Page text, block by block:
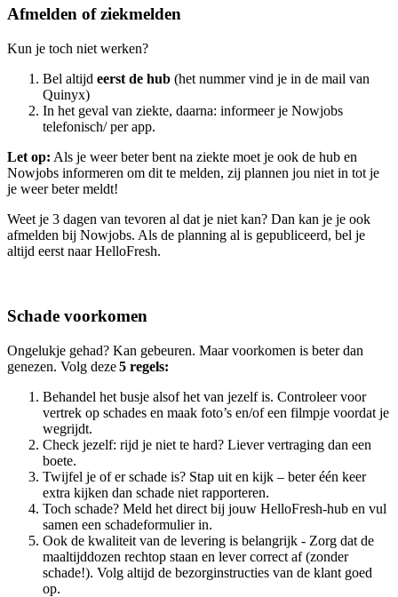
Afmelden of ziekmelden
Kun je toch niet werken?
Bel altijd eerst de hub (het nummer vind je in de mail van
Quinyx)
In het geval van ziekte, daarna: informeer je Nowjobs
telefonisch/ per app.
Let op: Als je weer beter bent na ziekte moet je ook de hub en
Nowjobs informeren om dit te melden, zij plannen jou niet in tot je
je weer beter meldt!
Weet je 3 dagen van tevoren al dat je niet kan? Dan kan je je ook
afmelden bij Nowjobs. Als de planning al is gepubliceerd, bel je
altijd eerst naarHelloFresh.
Schade voorkomen
Ongelukje gehad? Kan gebeuren. Maar voorkomen is beter dan
genezen. Volg deze5 regels:
Behandel het busje alsof het van jezelf is. Controleer voor
vertrek op schades en maak foto’s en/of een filmpje voordat je
wegrijdt.
Check jezelf: rijd je niet te hard? Liever vertraging dan een
boete.
Twijfel je of er schade is? Stap uit en kijk – beter één keer
extra kijken dan schade niet rapporteren.
Toch schade? Meld het direct bij jouw HelloFresh-hub en vul
samen een schadeformulier in.
Ook de kwaliteit van de levering is belangrijk - Zorg dat de
maaltijddozen rechtop staan en lever correct af (zonder
schade!). Volg altijd de bezorginstructies van de klant goed
op.